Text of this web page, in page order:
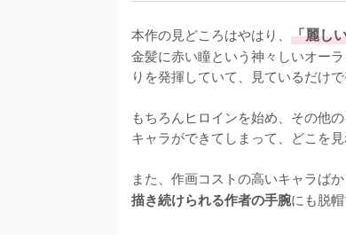
本作の見どころはやはり、 「麗し
金髪に赤い瞳という神々しいオー
りを発揮していて、見ているだけ
もちろんヒロインを始め、その他
キャラができてしまって、どこを
また、作画コストの高いキャラば
描き続けられる作者の手腕にも脱帽